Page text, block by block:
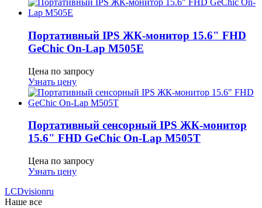
Портативный IPS ЖК-монитор 15.6" FHD
GeСhic On-Lap M505E
Цена по запросу
Узнать цену
Портативный сенсорный IPS ЖК-монитор
15.6" FHD GeСhic On-Lap M505T
Цена по запросу
Узнать цену
LCDvisionru
Наше все